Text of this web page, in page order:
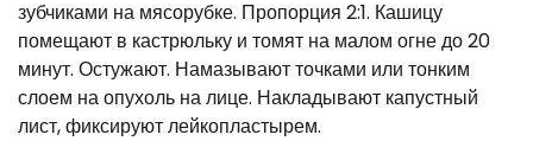
зубчиками на мясорубке. Пропорция 2:1. Кашицу
помещают в кастрюльку и томят на малом огне до 20
минут. Остужают. Намазывают точками или тонким
слоем на опухоль на лице. Накладывают капустный
лист, фиксируют лейкопластырем.